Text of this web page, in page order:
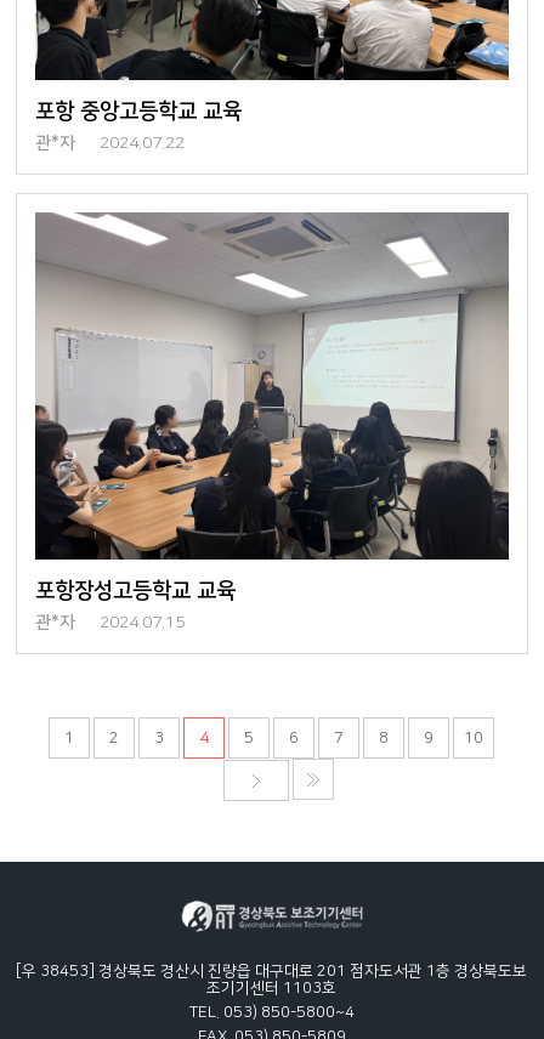
포항 중앙고등학교 교육
관*자 2024.07.22
포항장성고등학교 교육
관*자 2024.07.15
1 2 3 4 5 6 7 8 9 10
[우 38453] 경상북도 경산시 진량읍 대구대로 201 점자도서관 1층 경상북도보
조기기센터 1103호
TEL. 053) 850-5800~4